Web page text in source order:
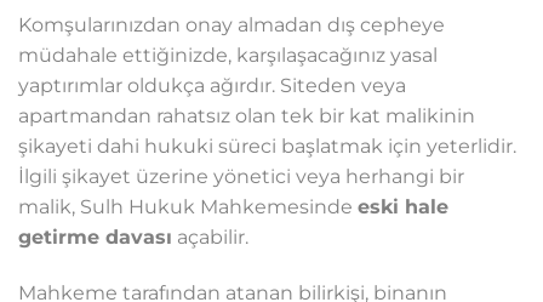
Komşularınızdan onay almadan dış cepheye
müdahale ettiğinizde, karşılaşacağınız yasal
yaptırımlar oldukça ağırdır. Siteden veya
apartmandan rahatsız olan tek bir kat malikinin
şikayeti dahi hukuki süreci başlatmak için yeterlidir.
İlgili şikayet üzerine yönetici veya herhangi bir
malik, Sulh Hukuk Mahkemesinde eski hale
getirme davası açabilir.
Mahkeme tarafından atanan bilirkişi, binanın